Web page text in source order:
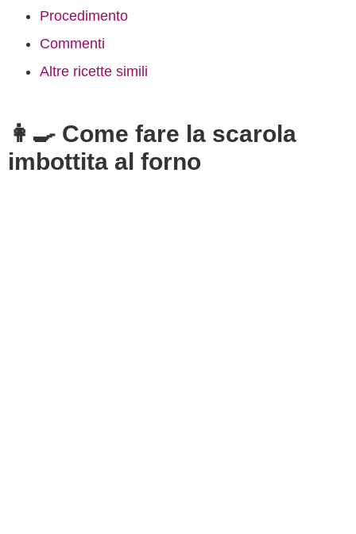
Procedimento
Commenti
Altre ricette simili
👩‍🍳 Come fare la scarola
imbottita al forno